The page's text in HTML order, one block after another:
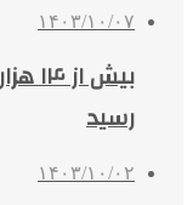
۱۴۰۳/۱۰/۰۷
رسید
۱۴۰۳/۱۰/۰۲